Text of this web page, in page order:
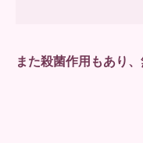
また殺菌作用もあり、